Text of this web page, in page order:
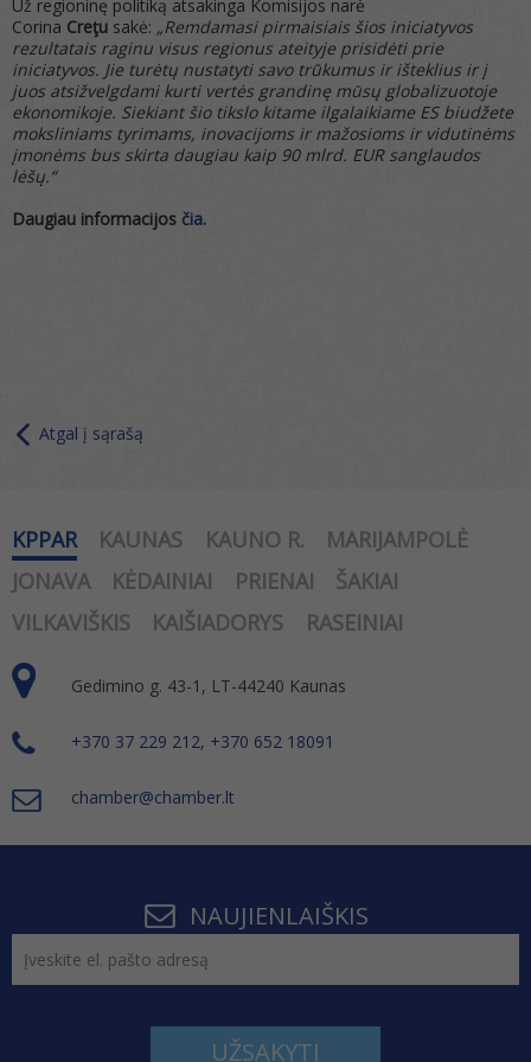
Už regioninę politiką atsakinga Komisijos narė
Corina Creţu sakė: „Remdamasi pirmaisiais šios iniciatyvos
rezultatais raginu visus regionus ateityje prisidėti prie
iniciatyvos. Jie turėtų nustatyti savo trūkumus ir išteklius ir į
juos atsižvelgdami kurti vertės grandinę mūsų globalizuotoje
ekonomikoje. Siekiant šio tikslo kitame ilgalaikiame ES biudžete
moksliniams tyrimams, inovacijoms ir mažosioms ir vidutinėms
įmonėms bus skirta daugiau kaip 90 mlrd. EUR sanglaudos
lėšų.“
Daugiau informacijos čia.
Atgal į sąrašą
KPPAR KAUNAS KAUNO R.
MARIJAMPOLĖ
JONAVA
KĖDAINIAI PRIENAI
ŠAKIAI
VILKAVIŠKIS
KAIŠIADORYS RASEINIAI
Gedimino g. 43-1, LT-44240 Kaunas
+370 37 229 212, +370 652 18091
chamber@chamber.lt
NAUJIENLAIŠKIS
UŽSAKYTI